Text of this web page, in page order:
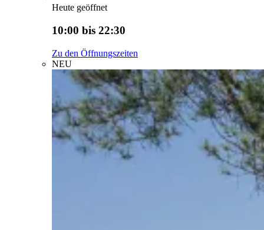
Heute geöffnet
10:00 bis 22:30
Zu den Öffnungszeiten
NEU